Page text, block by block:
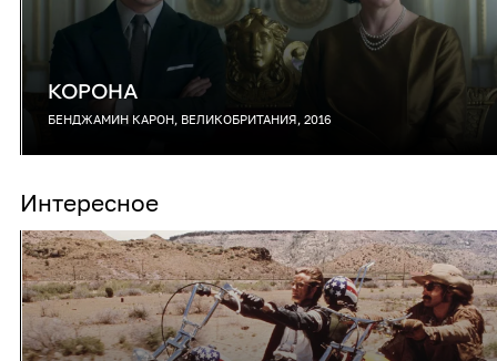
КОРОНА
БЕНДЖАМИН КАРОН, ВЕЛИКОБРИТАНИЯ, 2016
Интересное